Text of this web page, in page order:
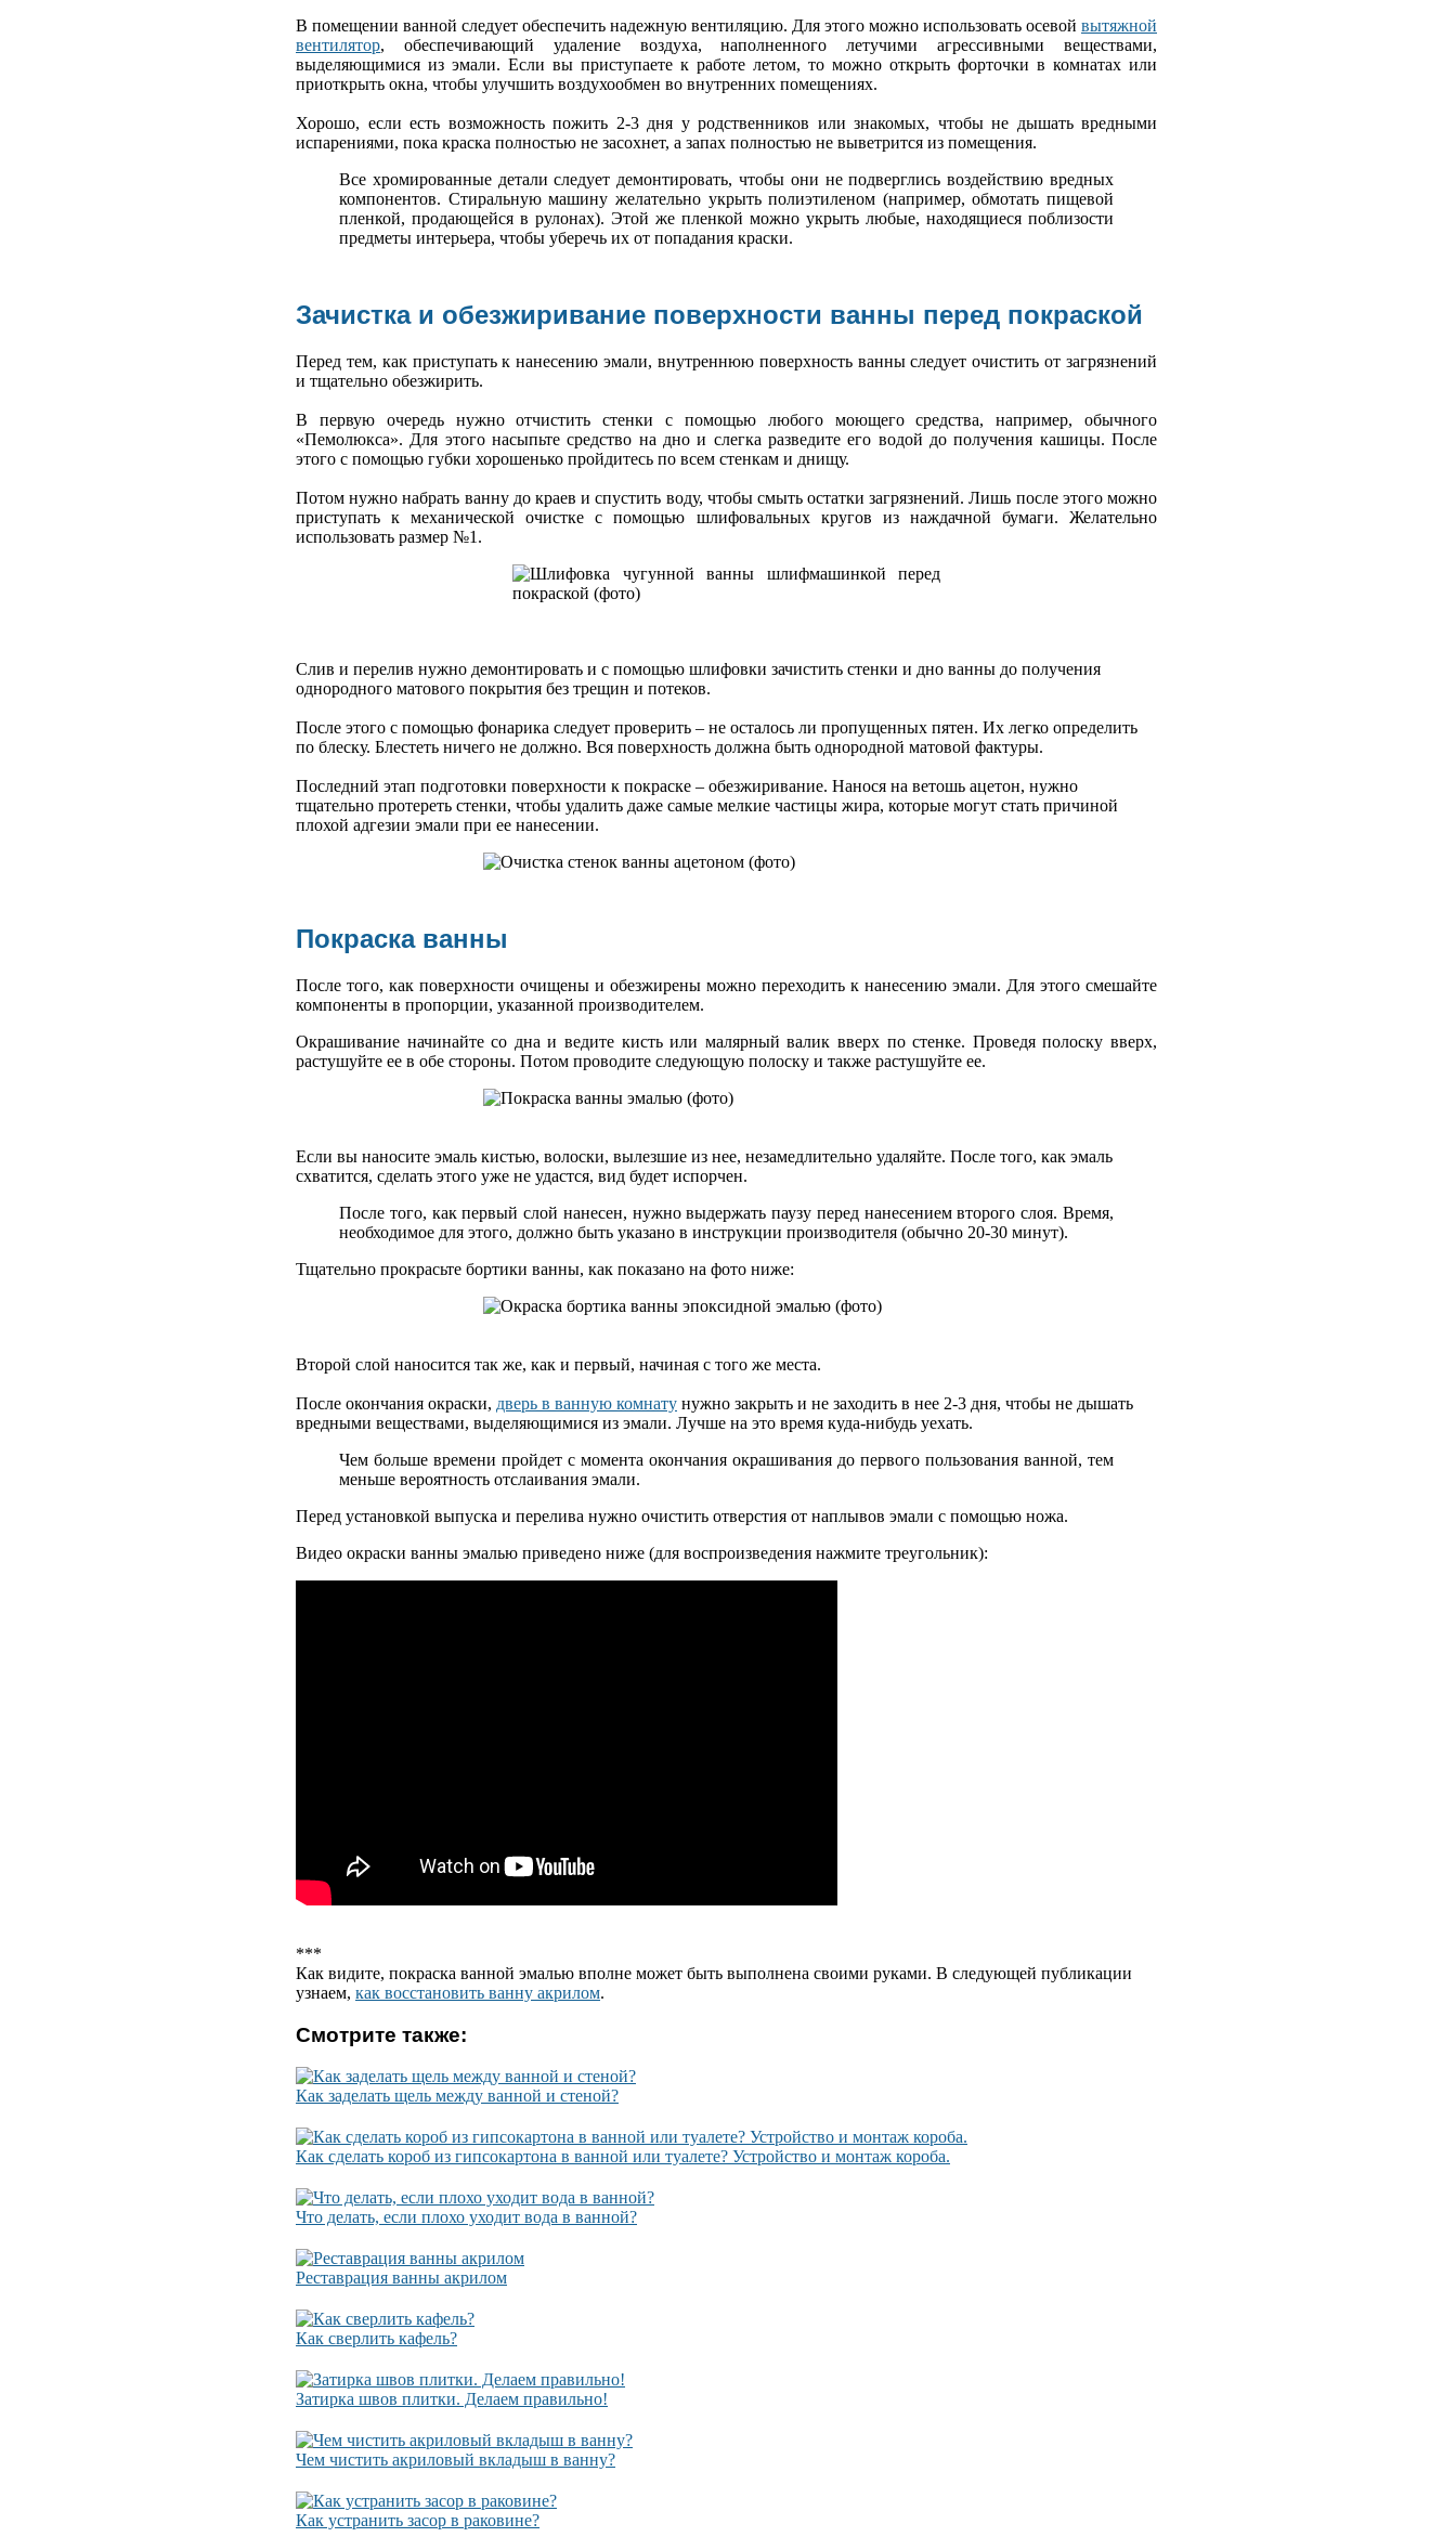
В помещении ванной следует обеспечить надежную вентиляцию. Для этого можно использовать осевой вытяжной
вентилятор, обеспечивающий удаление воздуха, наполненного летучими агрессивными веществами,
выделяющимися из эмали. Если вы приступаете к работе летом, то можно открыть форточки в комнатах или
приоткрыть окна, чтобы улучшить воздухообмен во внутренних помещениях.
Хорошо, если есть возможность пожить 2-3 дня у родственников или знакомых, чтобы не дышать вредными
испарениями, пока краска полностью не засохнет, а запах полностью не выветрится из помещения.
Все хромированные детали следует демонтировать, чтобы они не подверглись воздействию вредных
компонентов. Стиральную машину желательно укрыть полиэтиленом (например, обмотать пищевой
пленкой, продающейся в рулонах). Этой же пленкой можно укрыть любые, находящиеся поблизости
предметы интерьера, чтобы уберечь их от попадания краски.
Зачистка и обезжиривание поверхности ванны перед покраской
Перед тем, как приступать к нанесению эмали, внутреннюю поверхность ванны следует очистить от загрязнений
и тщательно обезжирить.
В первую очередь нужно отчистить стенки с помощью любого моющего средства, например, обычного
«Пемолюкса». Для этого насыпьте средство на дно и слегка разведите его водой до получения кашицы. После
этого с помощью губки хорошенько пройдитесь по всем стенкам и днищу.
Потом нужно набрать ванну до краев и спустить воду, чтобы смыть остатки загрязнений. Лишь после этого можно
приступать к механической очистке с помощью шлифовальных кругов из наждачной бумаги. Желательно
использовать размер №1.
Слив и перелив нужно демонтировать и с помощью шлифовки зачистить стенки и дно ванны до получения
однородного матового покрытия без трещин и потеков.
После этого с помощью фонарика следует проверить – не осталось ли пропущенных пятен. Их легко определить
по блеску. Блестеть ничего не должно. Вся поверхность должна быть однородной матовой фактуры.
Последний этап подготовки поверхности к покраске – обезжиривание. Нанося на ветошь ацетон, нужно
тщательно протереть стенки, чтобы удалить даже самые мелкие частицы жира, которые могут стать причиной
плохой адгезии эмали при ее нанесении.
Покраска ванны
После того, как поверхности очищены и обезжирены можно переходить к нанесению эмали. Для этого смешайте
компоненты в пропорции, указанной производителем.
Окрашивание начинайте со дна и ведите кисть или малярный валик вверх по стенке. Проведя полоску вверх,
растушуйте ее в обе стороны. Потом проводите следующую полоску и также растушуйте ее.
Если вы наносите эмаль кистью, волоски, вылезшие из нее, незамедлительно удаляйте. После того, как эмаль
схватится, сделать этого уже не удастся, вид будет испорчен.
После того, как первый слой нанесен, нужно выдержать паузу перед нанесением второго слоя. Время,
необходимое для этого, должно быть указано в инструкции производителя (обычно 20-30 минут).
Тщательно прокрасьте бортики ванны, как показано на фото ниже:
Второй слой наносится так же, как и первый, начиная с того же места.
После окончания окраски, дверь в ванную комнату нужно закрыть и не заходить в нее 2-3 дня, чтобы не дышать
вредными веществами, выделяющимися из эмали. Лучше на это время куда-нибудь уехать.
Чем больше времени пройдет с момента окончания окрашивания до первого пользования ванной, тем
меньше вероятность отслаивания эмали.
Перед установкой выпуска и перелива нужно очистить отверстия от наплывов эмали с помощью ножа.
Видео окраски ванны эмалью приведено ниже (для воспроизведения нажмите треугольник):
***
Как видите, покраска ванной эмалью вполне может быть выполнена своими руками. В следующей публикации
узнаем, как восстановить ванну акрилом.
Смотрите также:
Как заделать щель между ванной и стеной?
Как сделать короб из гипсокартона в ванной или туалете? Устройство и монтаж короба.
Что делать, если плохо уходит вода в ванной?
Реставрация ванны акрилом
Как сверлить кафель?
Затирка швов плитки. Делаем правильно!
Чем чистить акриловый вкладыш в ванну?
Как устранить засор в раковине?